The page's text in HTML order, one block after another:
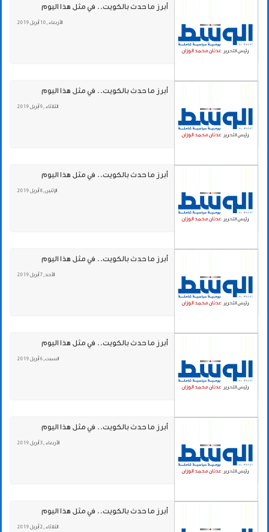
أبرز ما حدث بالكويت.. في مثل هذا اليوم
الأربعاء , 10 أبريل 2019
أبرز ما حدث بالكويت.. في مثل هذا اليوم
الثلاثاء , 9 أبريل 2019
أبرز ما حدث بالكويت.. في مثل هذا اليوم
الإثنين , 8 أبريل 2019
أبرز ما حدث بالكويت.. في مثل هذا اليوم
الأحد , 7 أبريل 2019
أبرز ما حدث بالكويت.. في مثل هذا اليوم
السبت , 6 أبريل 2019
أبرز ما حدث بالكويت.. في مثل هذا اليوم
الأربعاء , 3 أبريل 2019
أبرز ما حدث بالكويت.. في مثل هذا اليوم
الثلاثاء , 2 أبريل 2019